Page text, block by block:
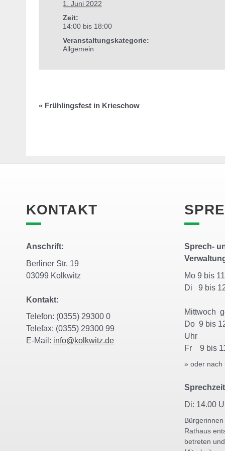
1. Juni 2022
Zeit:
14:00 bis 18:00
Veranstaltungskategorie:
Allgemein
« Frühlingsfest in Krieschow
KONTAKT
Anschrift:
Berliner Str. 19
03099 Kolkwitz
Kontakt:
Telefon: (0355) 29300 0
Telefax: (0355) 29300 99
E-Mail: info@kolkwitz.de
Sprech-
Mo 9 bis
Di 9 bis
Mittwoch
Do 9 bis
Uhr
Fr 9 bis
» oder nach
Di: 14.00
Rathaus
betreten